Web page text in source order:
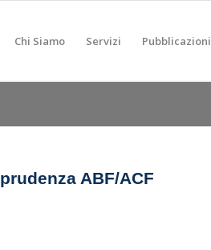
Chi Siamo Servizi Pubblicazioni
ABF/ACF